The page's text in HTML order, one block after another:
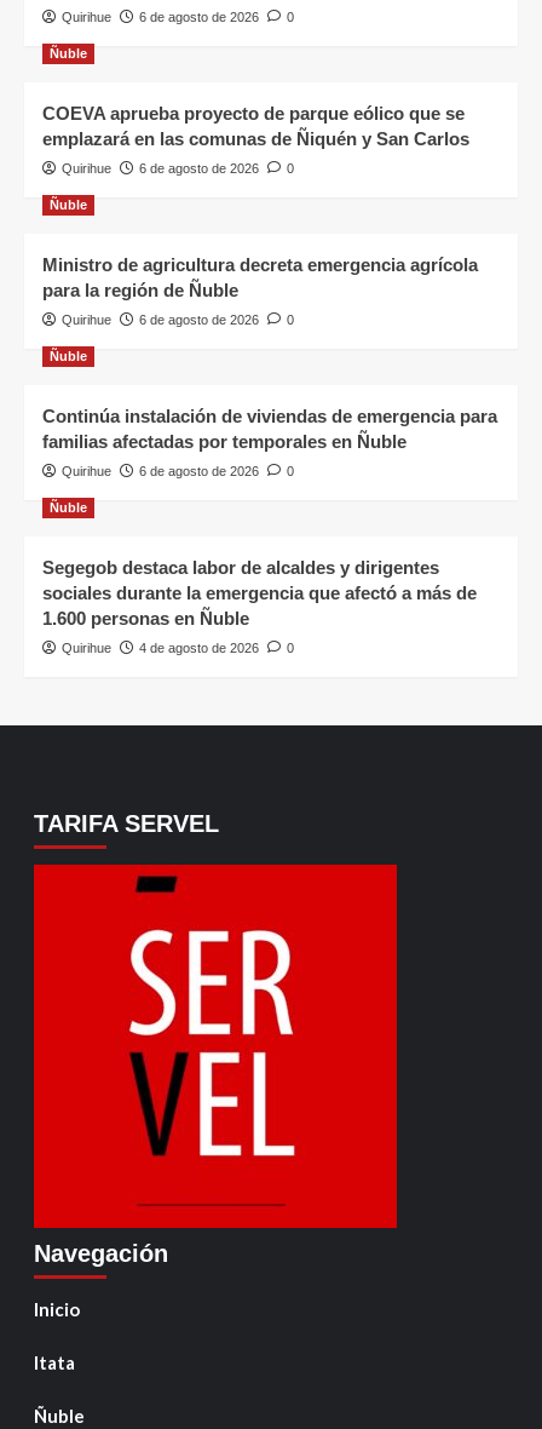
Quirihue 6 de agosto de 2026 0
Ñuble
COEVA aprueba proyecto de parque eólico que se
emplazará en las comunas de Ñiquén y San Carlos
Quirihue 6 de agosto de 2026 0
Ñuble
Ministro de agricultura decreta emergencia agrícola
para la región de Ñuble
Quirihue 6 de agosto de 2026 0
Ñuble
Continúa instalación de viviendas de emergencia para
familias afectadas por temporales en Ñuble
Quirihue 6 de agosto de 2026 0
Ñuble
Segegob destaca labor de alcaldes y dirigentes
sociales durante la emergencia que afectó a más de
1.600 personas en Ñuble
Quirihue 4 de agosto de 2026 0
TARIFA SERVEL
Navegación
Inicio
Itata
Ñuble